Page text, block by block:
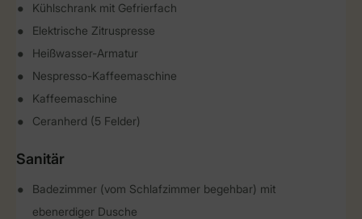
Kühlschrank mit Gefrierfach
Elektrische Zitruspresse
Heißwasser-Armatur
Nespresso-Kaffeemaschine
Kaffeemaschine
Ceranherd (5 Felder)
Sanitär
Badezimmer (vom Schlafzimmer begehbar) mit
ebenerdiger Dusche